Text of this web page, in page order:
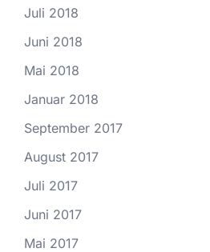
Juli 2018
Juni 2018
Mai 2018
Januar 2018
September 2017
August 2017
Juli 2017
Juni 2017
Mai 2017